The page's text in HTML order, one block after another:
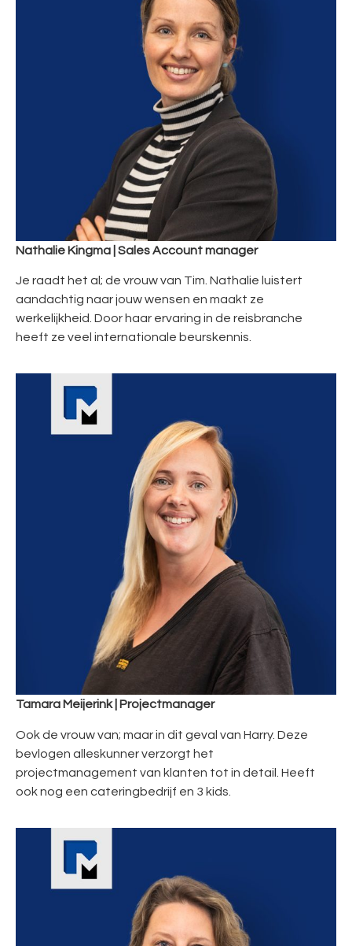
Nathalie Kingma | Sales Account manager
Je raadt het al; de vrouw van Tim. Nathalie luistert
aandachtig naar jouw wensen en maakt ze
werkelijkheid. Door haar ervaring in de reisbranche
heeft ze veel internationale beurskennis.
Tamara Meijerink | Projectmanager
Ook de vrouw van; maar in dit geval van Harry. Deze
bevlogen alleskunner verzorgt het
projectmanagement van klanten tot in detail. Heeft
ook nog een cateringbedrijf en 3 kids.